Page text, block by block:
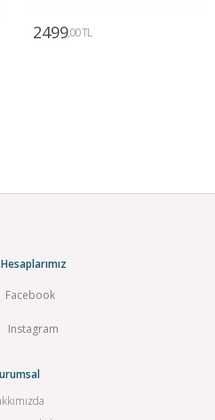
2499,00 TL
Facebook
Instagram